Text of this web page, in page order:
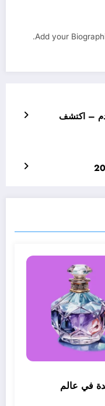
Add your
– اكتشف
في عالم